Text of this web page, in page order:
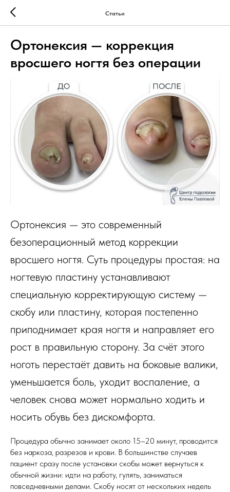
Статьи
Ортонексия — коррекция
вросшего ногтя без операции
Ортонексия — это современный
безоперационный метод коррекции
вросшего ногтя. Суть процедуры простая: на
ногтевую пластину устанавливают
специальную корректирующую систему —
скобу или пластину, которая постепенно
приподнимает края ногтя и направляет его
рост в правильную сторону. За счёт этого
ноготь перестаёт давить на боковые валики,
уменьшается боль, уходит воспаление, а
человек снова может нормально ходить и
носить обувь без дискомфорта.
Процедура обычно занимает около 15–20 минут, проводится
без наркоза, разрезов и крови. В большинстве случаев
пациент сразу после установки скобы может вернуться к
обычной жизни: идти на работу, гулять, заниматься
повседневными делами. Скобу носят от нескольких недель